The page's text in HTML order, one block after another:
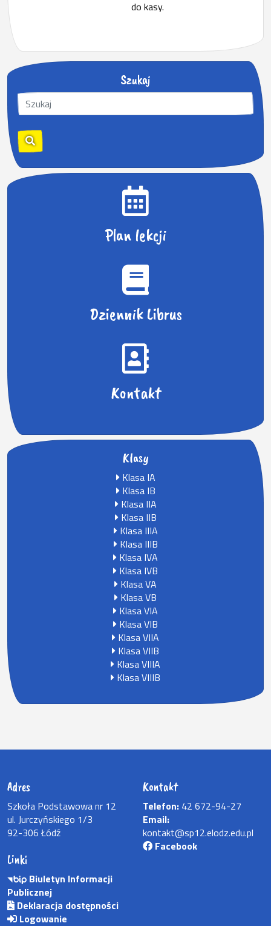
do kasy.
Szukaj
S
z
k
a
j
:
Plan lekcji
Dziennik Librus
Kontakt
Klasy
Klasa IA
Klasa IB
Klasa IIA
Klasa IIB
Klasa IIIA
Klasa IIIB
Klasa IVA
Klasa IVB
Klasa VA
Klasa VB
Klasa VIA
Klasa VIB
Klasa VIIA
Klasa VIIB
Klasa VIIIA
Klasa VIIIB
Adres
Szkoła Podstawowa nr 12
ul. Jurczyńskiego 1/3
92-306 Łódź
Kontakt
Telefon: 42 672-94-27
Email:
kontakt@sp12.elodz.edu.pl
Facebook
Linki
Biuletyn Informacji
Publicznej
Deklaracja dostępności
Logowanie